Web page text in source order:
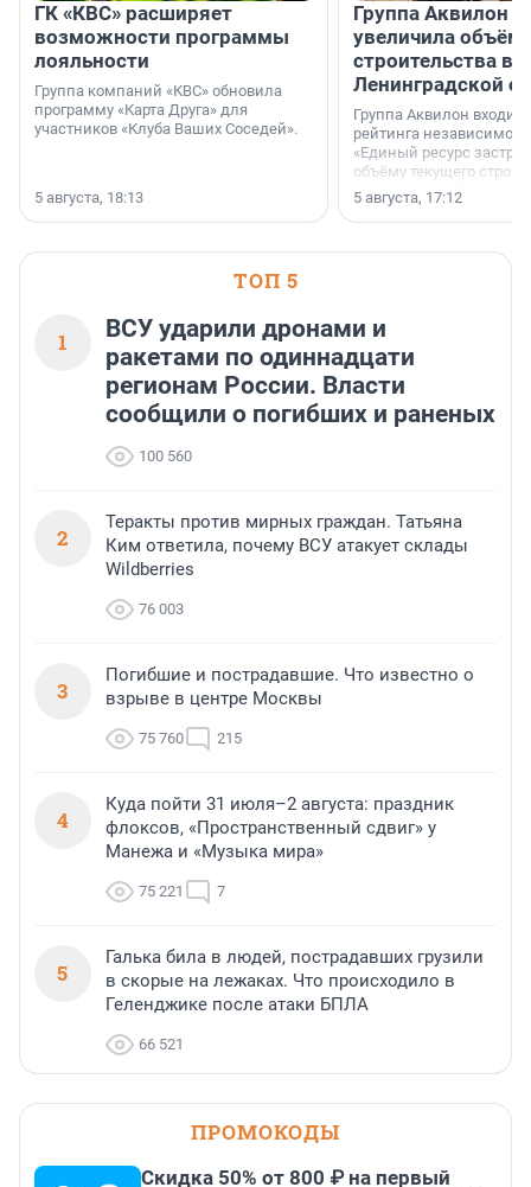
ГК «КВС» расширяет
возможности программы
лояльности
Группа компаний «КВС» обновила
программу «Карта Друга» для
участников «Клуба Ваших Соседей».
5 августа, 18:13
Группа Аквилон
увеличила объём
строительства в
Ленинградской
Группа Аквилон входит
рейтинга независимого
«Единый ресурс
объёму текущего
Ленинградской
время компания
185 429 кв. метров
больше, чем в 1
5 августа, 17:12
ТОП 5
1
ВСУ ударили дронами и
ракетами по одиннадцати
регионам России. Власти
сообщили о погибших и раненых
100 560
2
Теракты против мирных граждан. Татьяна
Ким ответила, почему ВСУ атакует склады
Wildberries
76 003
3
Погибшие и пострадавшие. Что известно о
взрыве в центре Москвы
75 760 215
4
Куда пойти 31 июля–2 августа: праздник
флоксов, «Пространственный сдвиг» у
Манежа и «Музыка мира»
75 221 7
5
Галька била в людей, пострадавших грузили
в скорые на лежаках. Что происходило в
Геленджике после атаки БПЛА
66 521
ПРОМОКОДЫ
Скидка 50% от 800 ₽ на первый